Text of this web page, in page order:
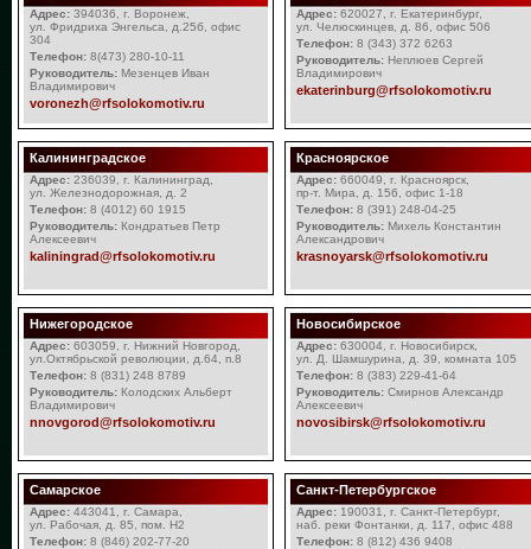
Адрес: 394036, г. Воронеж,
ул. Фридриха Энгельса, д.25б, офис
304
Телефон: 8(473) 280-10-11
Руководитель: Мезенцев Иван
Владимирович
voronezh@rfsolokomotiv.ru
Адрес: 620027, г. Екатеринбург,
ул. Челюскинцев, д. 86, офис 506
Телефон: 8 (343) 372 6263
Руководитель: Неплюев Сергей
Владимирович
ekaterinburg@rfsolokomotiv.ru
Калининградское
Адрес: 236039, г. Калининград,
ул. Железнодорожная, д. 2
Телефон: 8 (4012) 60 1915
Руководитель: Кондратьев Петр
Алексеевич
kaliningrad@rfsolokomotiv.ru
Красноярское
Адрес: 660049, г. Красноярск,
пр-т. Мира, д. 156, офис 1-18
Телефон: 8 (391) 248-04-25
Руководитель: Михель Константин
Александрович
krasnoyarsk@rfsolokomotiv.ru
Нижегородское
Адрес: 603059, г. Нижний Новгород,
ул.Октябрьской революции, д.64, п.8
Телефон: 8 (831) 248 8789
Руководитель: Колодских Альберт
Владимирович
nnovgorod@rfsolokomotiv.ru
Новосибирское
Адрес: 630004, г. Новосибирск,
ул. Д. Шамшурина, д. 39, комната 105
Телефон: 8 (383) 229-41-64
Руководитель: Смирнов Александр
Алексеевич
novosibirsk@rfsolokomotiv.ru
Самарское
Адрес: 443041, г. Самара,
ул. Рабочая, д. 85, пом. Н2
Телефон: 8 (846) 202-77-20
Санкт-Петербургское
Адрес: 190031, г. Санкт-Петербург,
наб. реки Фонтанки, д. 117, офис 488
Телефон: 8 (812) 436 9408